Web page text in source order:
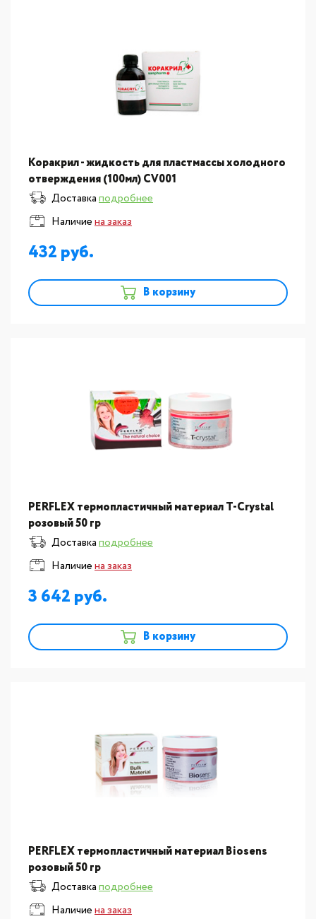
Коракрил - жидкость для пластмассы холодного
отверждения (100мл) CV001
Доставкаподробнее
Наличиена заказ
432
В корзину
PERFLEX термопластичный материал T-Crystal
розовый 50 гр
Доставкаподробнее
Наличиена заказ
3 642
В корзину
PERFLEX термопластичный материал Biosens
розовый 50 гр
Доставкаподробнее
Наличиена заказ